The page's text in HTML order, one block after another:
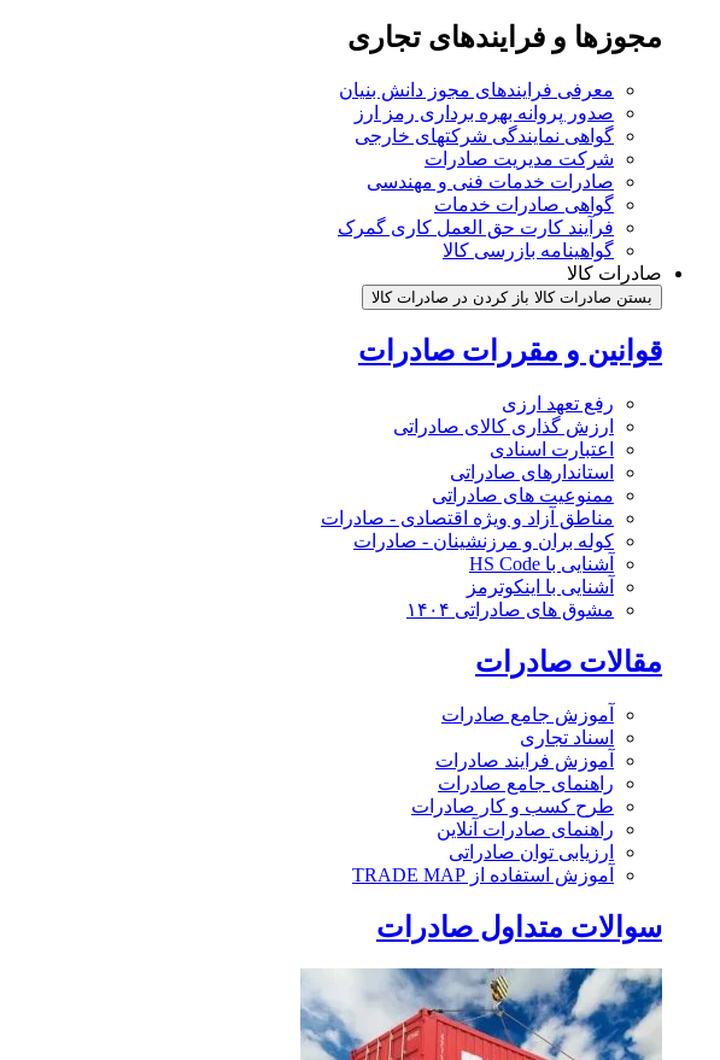
مجوزها و فرایندهای تجاری
معرفی فرایندهای مجوز دانش بنیان
صدور پروانه بهره برداری رمز ارز
گواهی نمایندگی شرکتهای خارجی
شرکت مدیریت صادرات
صادرات خدمات فنی و مهندسی
گواهی صادرات خدمات
فرآیند کارت حق العمل کاری گمرک
گواهینامه بازرسی کالا
صادرات کالا
بستن صادرات کالا باز کردن در صادرات کالا
قوانین و مقررات صادرات
رفع تعهد ارزی
ارزش گذاری کالای صادراتی
اعتبارت اسنادی
استاندارهای صادراتی
ممنوعیت های صادراتی
مناطق آزاد و ویژه اقتصادی - صادرات
کوله بران و مرزنشینان - صادرات
آشنایی با HS Code
آشنایی با اینکوترمز
مشوق های صادراتی ۱۴۰۴
مقالات صادرات
آموزش جامع صادرات
اسناد تجاری
آموزش فرایند صادرات
راهنمای جامع صادرات
طرح کسب و کار صادرات
راهنمای صادرات آنلاین
ارزیابی توان صادراتی
آموزش استفاده از TRADE MAP
سوالات متداول صادرات